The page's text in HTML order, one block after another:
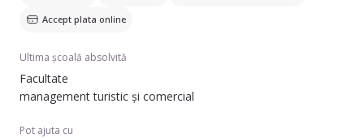
Accept plata online
Ultima școală absolvită
Facultate
management turistic și comercial
Pot ajuta cu